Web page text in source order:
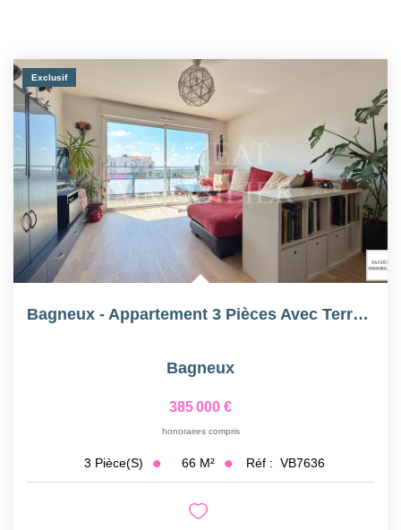
Exclusif
Bagneux - Appartement 3 Pièces Avec Terrasse De 14m² -...
Bagneux
385 000 €
honoraires compris
3 Pièce(s) 66 M² Réf : VB7636